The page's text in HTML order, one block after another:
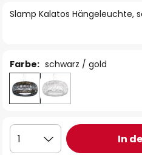
Slamp Kalatos Hängeleuchte,
Farbe: schwarz / gold
1 In